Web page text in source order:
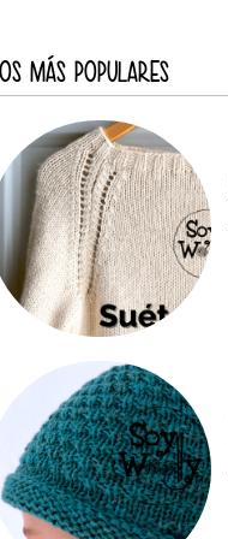
MÁS POPULARES